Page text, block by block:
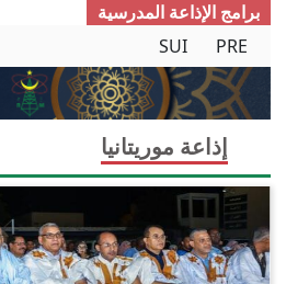
برامج الإذاعة المدرسیة
PRE
SUI
إذاعة موريتانيا